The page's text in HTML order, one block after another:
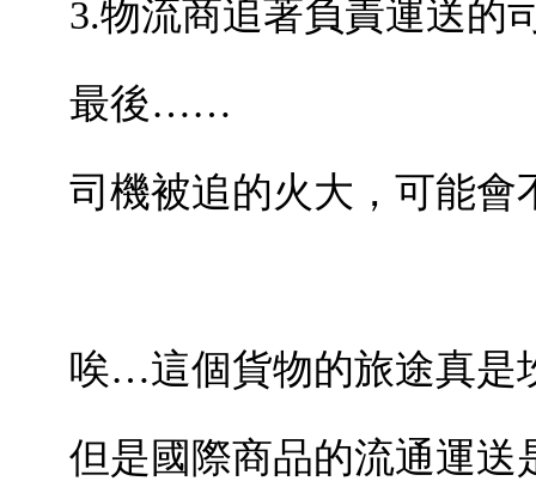
3.物流商追著負責運送的
最後……
司機被追的火大，可能會
唉…這個貨物的旅途真是
但是國際商品的流通運送